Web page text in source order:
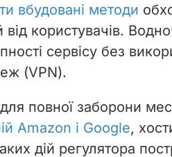
вбудовані методи
від користувачів.
сервісу без
(VPN).
повної заборони
Amazon і Google,
дій регулятора